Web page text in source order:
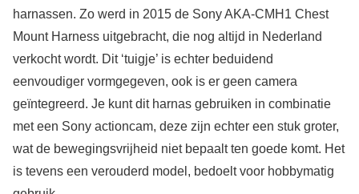
harnassen. Zo werd in 2015 de Sony AKA-CMH1 Chest
Mount Harness uitgebracht, die nog altijd in Nederland
verkocht wordt. Dit ‘tuigje’ is echter beduidend
eenvoudiger vormgegeven, ook is er geen camera
geïntegreerd. Je kunt dit harnas gebruiken in combinatie
met een Sony actioncam, deze zijn echter een stuk groter,
wat de bewegingsvrijheid niet bepaalt ten goede komt. Het
is tevens een verouderd model, bedoelt voor hobbymatig